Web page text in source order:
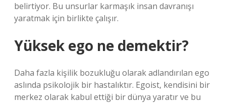
belirtiyor. Bu unsurlar karmaşık insan davranışı
yaratmak için birlikte çalışır.
Yüksek ego ne demektir?
Daha fazla kişilik bozukluğu olarak adlandırılan ego
aslında psikolojik bir hastalıktır. Egoist, kendisini bir
merkez olarak kabul ettiği bir dünya yaratır ve bu